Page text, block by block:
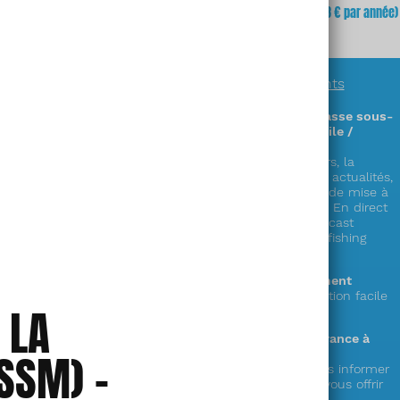
(soit 64,68 € par année)
nos abonnements
Des informations exclusives sur la chasse sous-
marine en accès illimité (sur PC / mobile /
Découvrez plus de 300 zones & parcours, la
réglementation complète en France, les actualités,
la faune, la cuisine de la mer, les cales de mise à
le showroom matériel, les vidéos « En direct
du littoral », nos émissions radio en podcast
« Mémoire de chasse » et le live « spearfishing
Le choix de la durée de votre abonnement
1 an ou mensuel (et possibilité de résiliation facile
Votre soutien au seul web média en France à
Votre abonnement nous permet de vous informer
et de préparer de nouveaux services à vous offrir
–